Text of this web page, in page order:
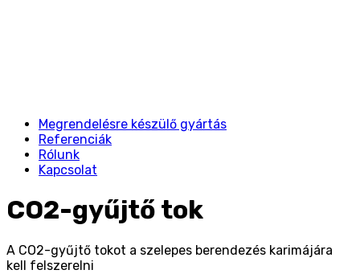
Megrendelésre készülő gyártás
Referenciák
Rólunk
Kapcsolat
CO2-gyűjtő tok
A CO2-gyűjtő tokot a szelepes berendezés karimájára
kell felszerelni